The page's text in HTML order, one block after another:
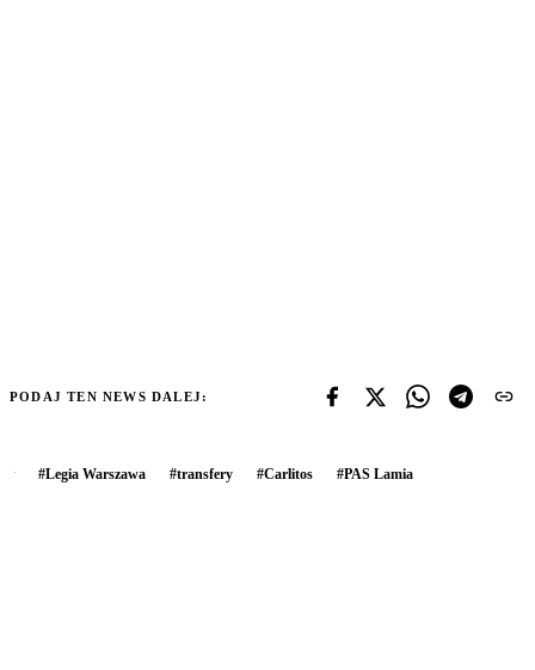
PODAJ TEN NEWS DALEJ:
#Legia Warszawa #transfery #Carlitos #PAS Lamia